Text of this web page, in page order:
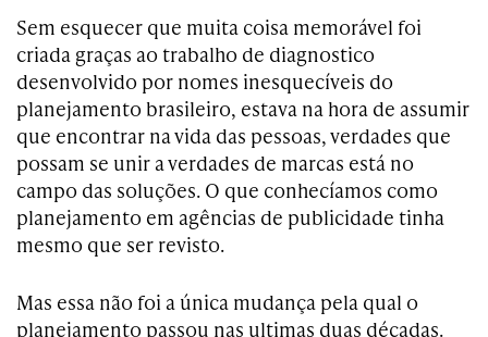
Sem esquecer que muita coisa memorável foi
criada graças ao trabalho de diagnostico
desenvolvido por nomes inesquecíveis do
planejamento brasileiro, estava na hora de assumir
que encontrar na vida das pessoas, verdades que
possam se unir a verdades de marcas está no
campo das soluções. O que conhecíamos como
planejamento em agências de publicidade tinha
mesmo que ser revisto.
Mas essa não foi a única mudança pela qual o
planejamento passou nas ultimas duas décadas.